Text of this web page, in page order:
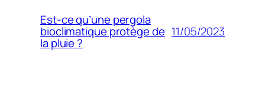
Est-ce qu’une pergola
bioclimatique protège de
la pluie ?
11/05/2023